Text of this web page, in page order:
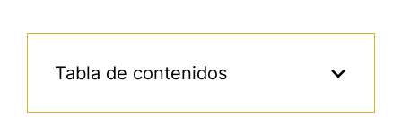
Tabla de contenidos